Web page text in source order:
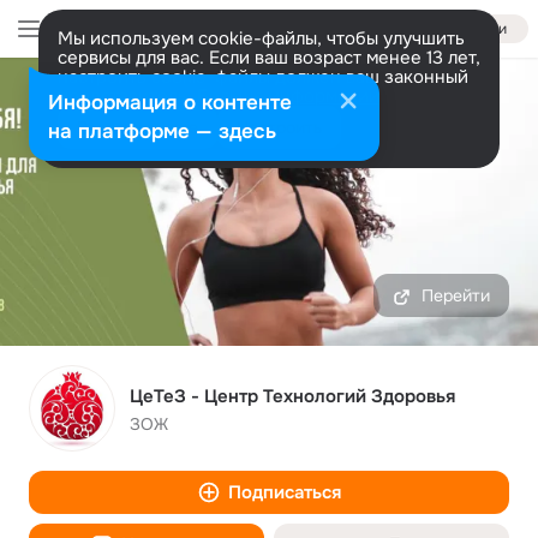
Войти
Мы используем cookie-файлы, чтобы улучшить
сервисы для вас. Если ваш возраст менее 13 лет,
настроить cookie-файлы должен ваш законный
представитель. Больше информации
Разрешить все Настроить
Перейти
ЦеТеЗ - Центр Технологий Здоровья
ЗОЖ
Подписаться
Информация о контенте
на платформе — здесь